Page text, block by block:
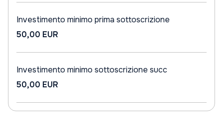
Investimento minimo prima sottoscrizione
50,00 EUR
Investimento minimo sottoscrizione succ
50,00 EUR